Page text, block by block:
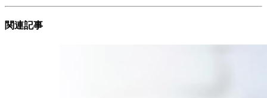
関連記事